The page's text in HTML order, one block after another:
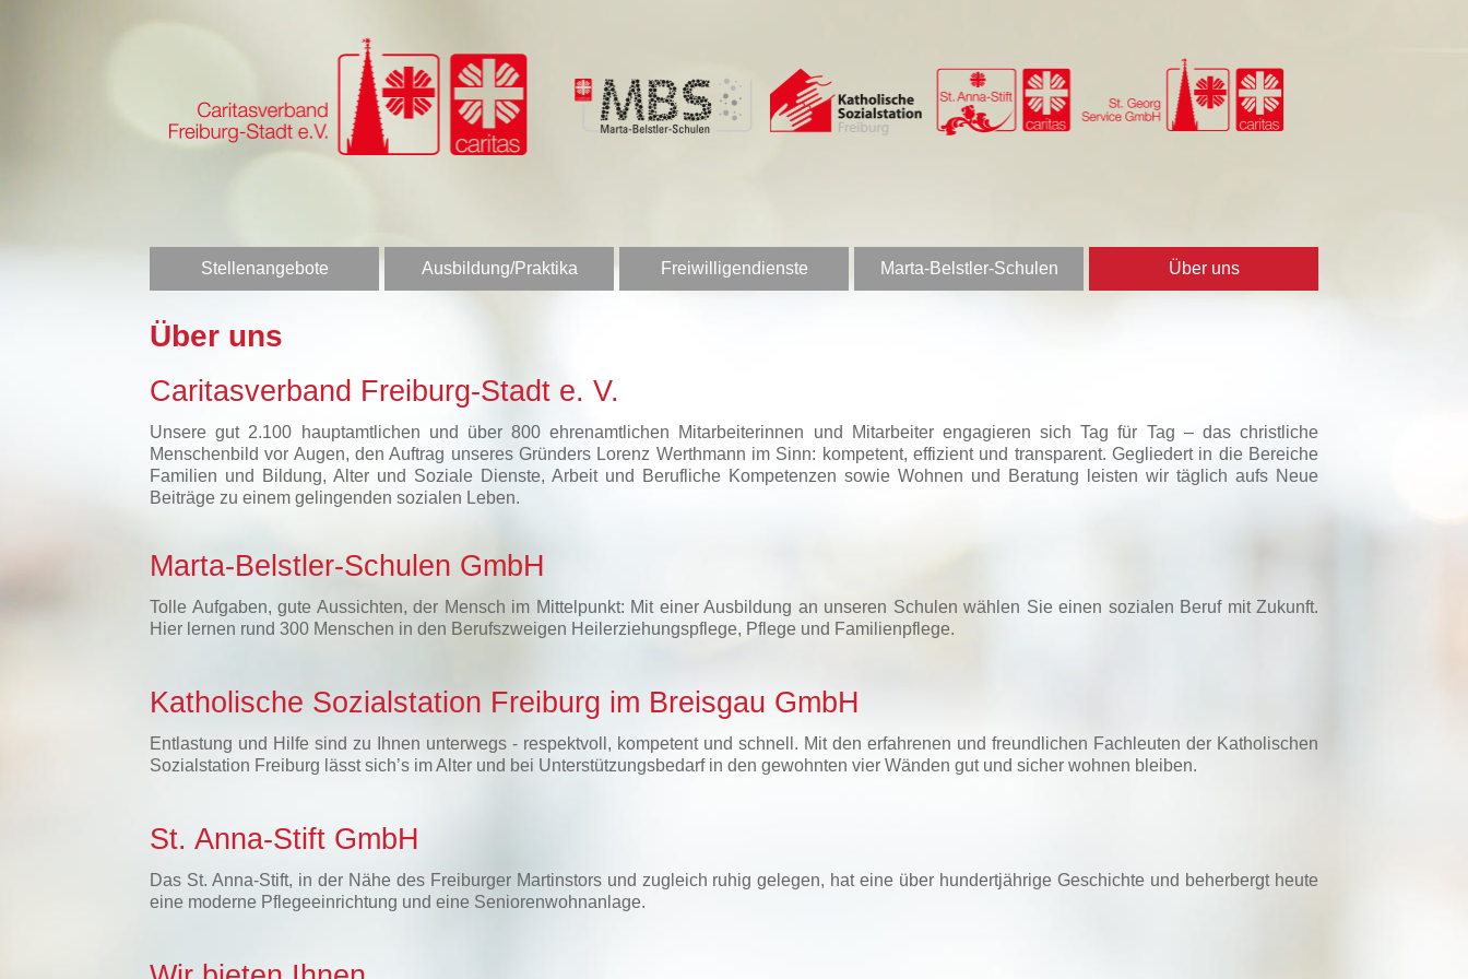
Stellenangebote Ausbildung/Praktika Freiwilligendienste Marta-Belstler-Schulen Über uns
Über uns
Caritasverband Freiburg-Stadt e. V.
Unsere gut 2.100 hauptamtlichen und über 800 ehrenamtlichen Mitarbeiterinnen und Mitarbeiter engagieren sich Tag für Tag – das christliche
Menschenbild vor Augen, den Auftrag unseres Gründers Lorenz Werthmann im Sinn: kompetent, effizient und transparent. Gegliedert in die Bereiche
Familien und Bildung, Alter und Soziale Dienste, Arbeit und Berufliche Kompetenzen sowie Wohnen und Beratung leisten wir täglich aufs Neue
Beiträge zu einem gelingenden sozialen Leben.
Marta-Belstler-Schulen GmbH
Tolle Aufgaben, gute Aussichten, der Mensch im Mittelpunkt: Mit einer Ausbildung an unseren Schulen wählen Sie einen sozialen Beruf mit Zukunft.
Hier lernen rund 300 Menschen in den Berufszweigen Heilerziehungspflege, Pflege und Familienpflege.
Katholische Sozialstation Freiburg im Breisgau GmbH
Entlastung und Hilfe sind zu Ihnen unterwegs - respektvoll, kompetent und schnell. Mit den erfahrenen und freundlichen Fachleuten der Katholischen
Sozialstation Freiburg lässt sich’s im Alter und bei Unterstützungsbedarf in den gewohnten vier Wänden gut und sicher wohnen bleiben.
St. Anna-Stift GmbH
Das St. Anna-Stift, in der Nähe des Freiburger Martinstors und zugleich ruhig gelegen, hat eine über hundertjährige Geschichte und beherbergt heute
eine moderne Pflegeeinrichtung und eine Seniorenwohnanlage.